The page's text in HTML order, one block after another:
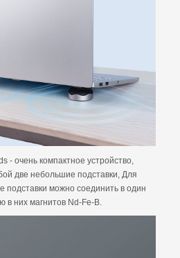
- очень компактное устройство,
две небольшие подставки, Для
подставки можно соединить в один
в них магнитов Nd-Fe-B.